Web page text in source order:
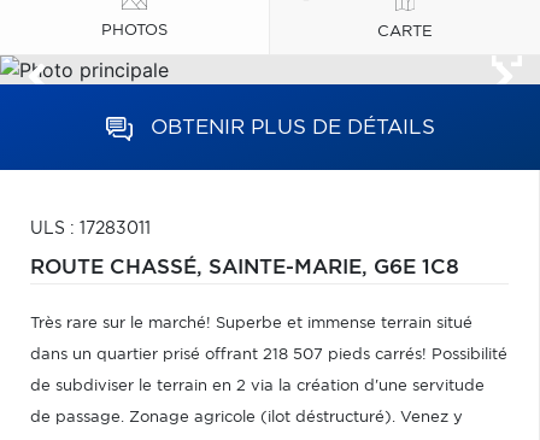
PHOTOS CARTE
OBTENIR PLUS DE DÉTAILS
ULS : 17283011
ROUTE CHASSÉ, SAINTE-MARIE, G6E 1C8
Très rare sur le marché! Superbe et immense terrain situé
dans un quartier prisé offrant 218 507 pieds carrés! Possibilité
de subdiviser le terrain en 2 via la création d'une servitude
de passage. Zonage agricole (ilot déstructuré). Venez y